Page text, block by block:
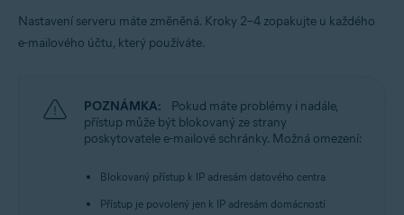
Nastavení serveru máte změněná. Kroky 2–4 zopakujte u každého
e-mailového účtu, který používáte.
POZNÁMKA:
Pokud máte problémy i nadále,
přístup může být blokovaný ze strany
poskytovatele e-mailové schránky. Možná omezení:
Blokovaný přístup k IP adresám datového centra
Přístup je povolený jen k IP adresám domácností